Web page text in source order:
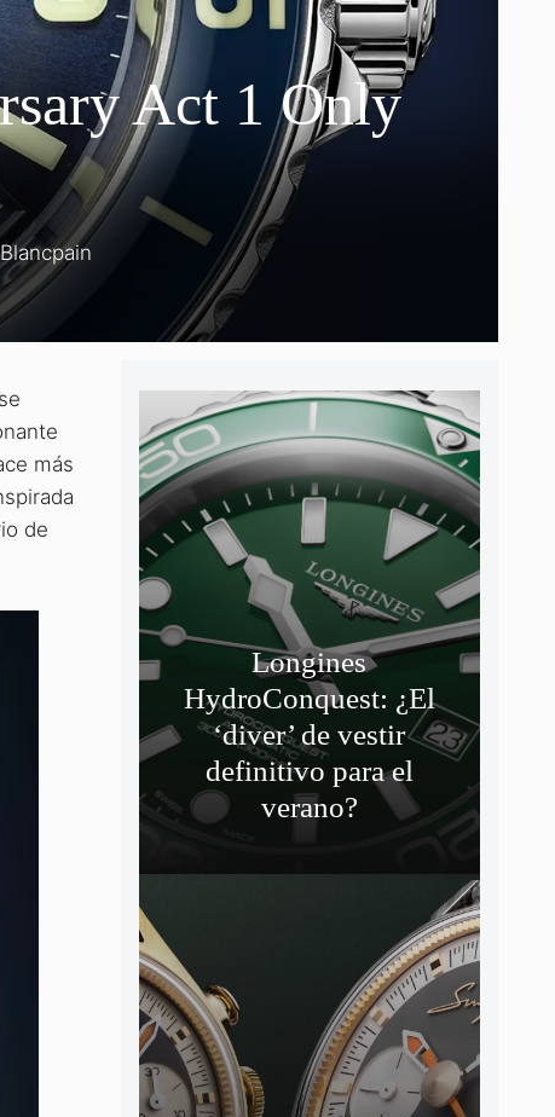
Act 1 Only
Blancpain
más
de
Longines
HydroConquest: ¿El
‘diver’ de vestir
definitivo para el
verano?